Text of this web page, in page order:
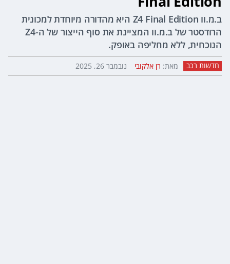
ב.מ.וו Z4 Final Edition היא מהדורה מיוחדת למכונית
הרודסטר של ב.מ.וו המציינת את סוף הייצור של ה-Z4
הנוכחית, ללא מחליפה באופק.
חדשות רכב מאת: רן אלקובי נובמבר 26, 2025